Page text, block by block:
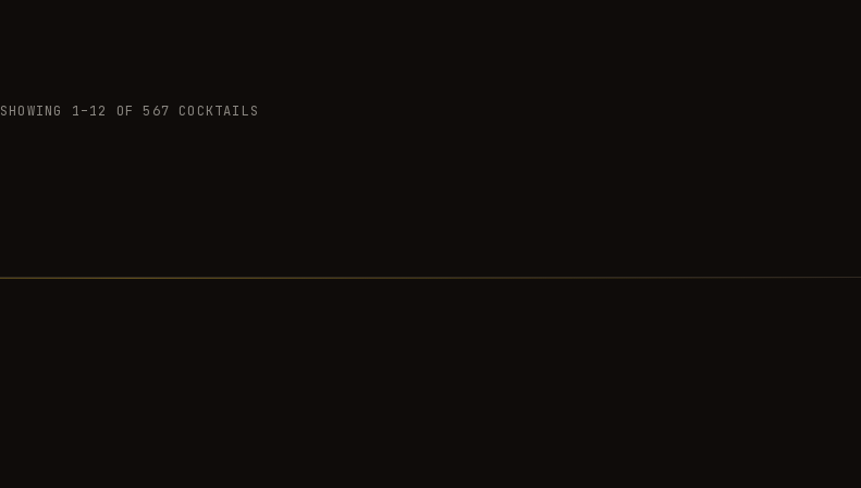
SHOWING 1–12 OF 567 COCKTAILS